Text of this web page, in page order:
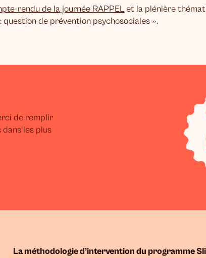
rendu de la journée RAPPELet la plénière
de prévention psychosociales ».
de remplir
les plus
La méthodologie d’intervention du programme